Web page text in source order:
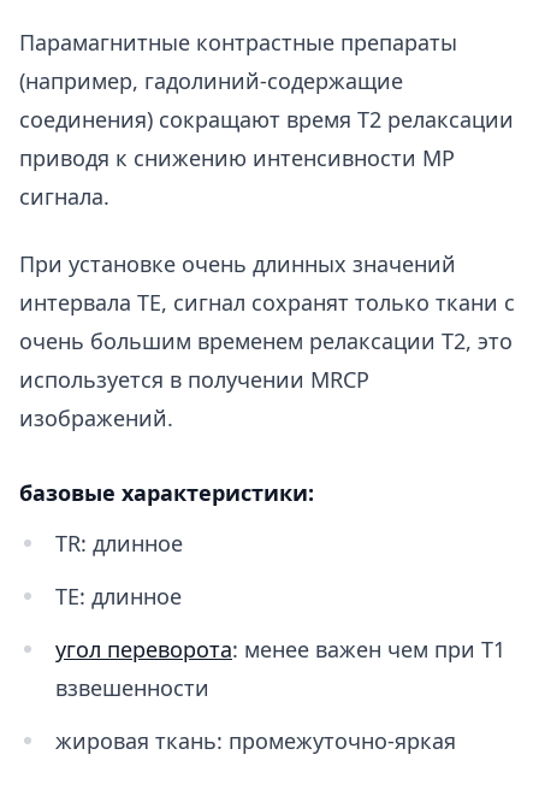
Парамагнитные контрастные препараты
(например, гадолиний-содержащие
соединения) сокращают время Т2 релаксации
приводя к снижению интенсивности МР
сигнала.
При установке очень длинных значений
интервала ТЕ, сигнал сохранят только ткани с
очень большим временем релаксации Т2, это
используется в получении MRCP
изображений.
базовые характеристики:
TR: длинное
TE: длинное
угол переворота: менее важен чем при T1
взвешенности
жировая ткань: промежуточно-яркая